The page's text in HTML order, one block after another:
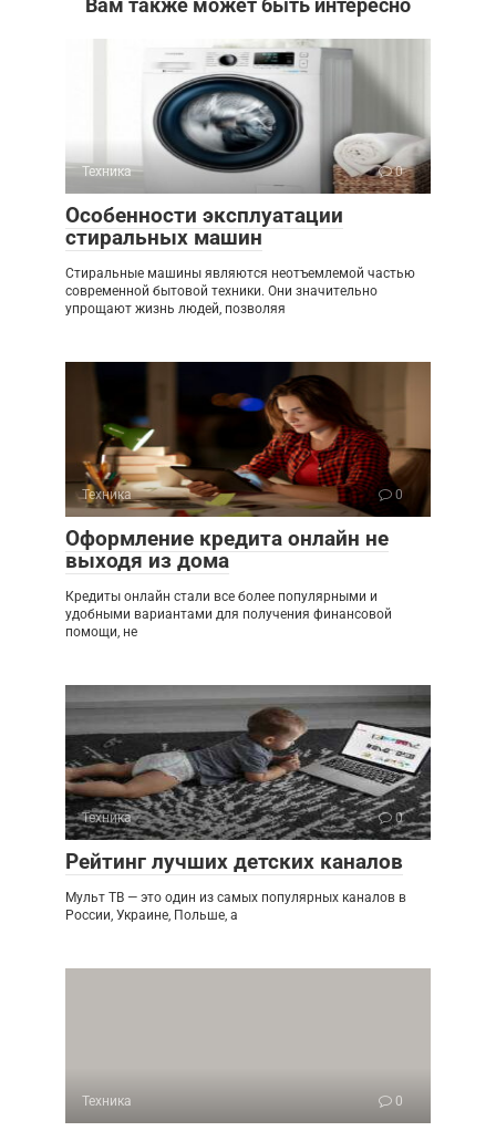
Вам также может быть интересно
Техника 0
Особенности эксплуатации
стиральных машин
Стиральные машины являются неотъемлемой частью
современной бытовой техники. Они значительно
упрощают жизнь людей, позволяя
Техника 0
Оформление кредита онлайн не
выходя из дома
Кредиты онлайн стали все более популярными и
удобными вариантами для получения финансовой
помощи, не
Техника 0
Рейтинг лучших детских каналов
Мульт ТВ — это один из самых популярных каналов в
России, Украине, Польше, а
Техника 0